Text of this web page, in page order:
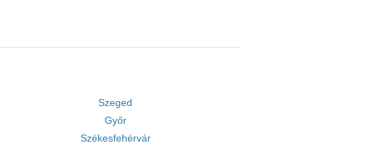
Szeged
Győr
Székesfehérvár